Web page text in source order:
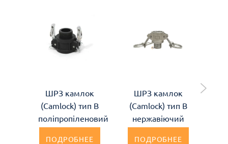
ШРЗ камлок
(Camlock) тип B
поліпропіленовий
ПОДРОБНЕЕ
ШРЗ камлок
(Camlock) тип B
нержавіючий
ПОДРОБНЕЕ